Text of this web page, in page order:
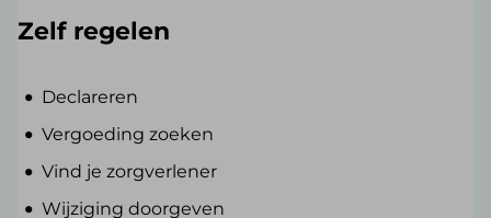
Zelf regelen
Declareren
Vergoeding zoeken
Vind je zorgverlener
Wijziging doorgeven